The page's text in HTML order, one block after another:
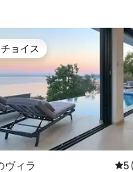
ストチョイスです。
ョイス
ヴィラ レ5